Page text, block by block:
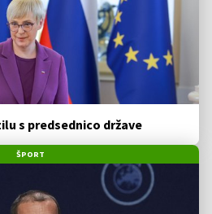
s predsednico države
ŠPORT